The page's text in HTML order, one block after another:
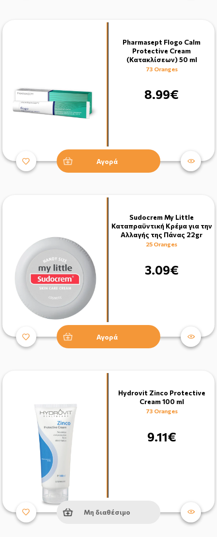
Pharmasept Flogo Calm
Protective Cream
(Κατακλίσεων) 50 ml
73 Oranges
8.99€
Αγορά
Sudocrem My Little
Καταπραϋντική Κρέμα για την
Αλλαγής της Πάνας 22gr
25 Oranges
3.09€
Αγορά
Hydrovit Zinco Protective
Cream 100 ml
73 Oranges
9.11€
Μη διαθέσιμο